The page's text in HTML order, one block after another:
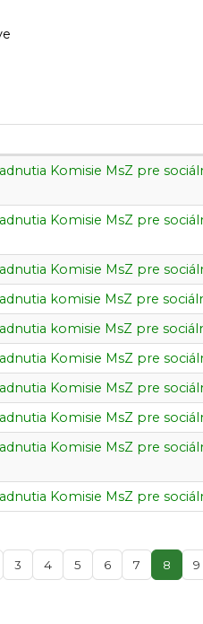
Komisie MsZ pre
Komisie MsZ pre
Komisie MsZ pre
komisie MsZ pre
komisie MsZ pre
Komisie MsZ pre
Komisie MsZ pre
Komisie MsZ pre
Komisie MsZ pre
Komisie MsZ pre
3 4 5 6 7 8 9